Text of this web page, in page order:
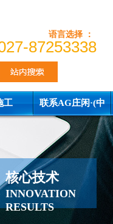
语言选择 ：
87253338
工 联系AG庄闲·(中
国)集团
核心技术
INNOVATION
RESULTS